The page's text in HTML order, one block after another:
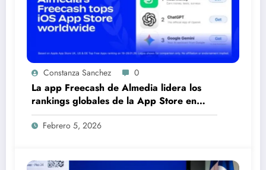
Constanza Sanchez 0
La app Freecash de Almedia lidera los
rankings globales de la App Store en
español
Febrero 5, 2026